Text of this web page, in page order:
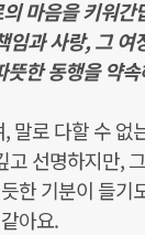
마음을 키워간
과 사랑, 그
뜻한 동행을 약
말로 다할 수
선명하지만,
한 기분이 들
아요.